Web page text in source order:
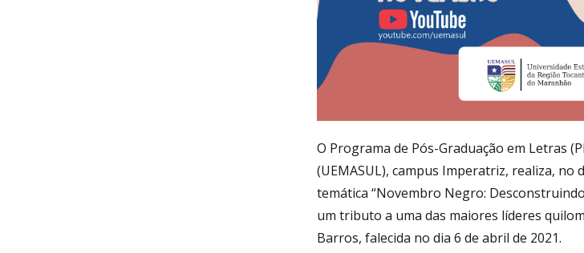
O Programa de Pós-Graduação em Letras
(UEMASUL), campus Imperatriz, realiza,
temática “Novembro Negro:
um tributo a uma das maiores líderes
Barros, falecida no dia 6 de abril de 2021.